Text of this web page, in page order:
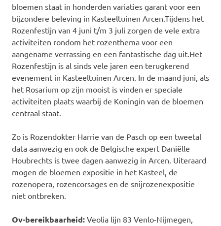
bloemen staat in honderden variaties garant voor een
bijzondere beleving in Kasteeltuinen Arcen.Tijdens het
Rozenfestijn van 4 juni t/m 3 juli zorgen de vele extra
activiteiten rondom het rozenthema voor een
aangename verrassing en een fantastische dag uit.Het
Rozenfestijn is al sinds vele jaren een terugkerend
evenement in Kasteeltuinen Arcen. In de maand juni, als
het Rosarium op zijn mooist is vinden er speciale
activiteiten plaats waarbij de Koningin van de bloemen
centraal staat.
Zo is Rozendokter Harrie van de Pasch op een tweetal
data aanwezig en ook de Belgische expert Daniëlle
Houbrechts is twee dagen aanwezig in Arcen. Uiteraard
mogen de bloemen expositie in het Kasteel, de
rozenopera, rozencorsages en de snijrozenexpositie
niet ontbreken.
Ov-bereikbaarheid: Veolia lijn 83 Venlo-Nijmegen,